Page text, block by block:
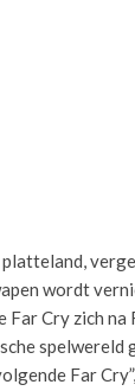
wordt
Far Cry zich
spelwereld
Far